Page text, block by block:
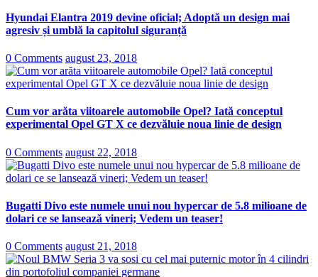
Hyundai Elantra 2019 devine oficial; Adoptă un design mai
agresiv și umblă la capitolul siguranță
0 Comments august 23, 2018
Cum vor arăta viitoarele automobile Opel? Iată conceptul
experimental Opel GT X ce dezvăluie noua linie de design
0 Comments august 22, 2018
Bugatti Divo este numele unui nou hypercar de 5.8 milioane de
dolari ce se lansează vineri; Vedem un teaser!
0 Comments august 21, 2018